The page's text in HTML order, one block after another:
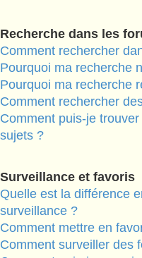
Recherche dans les
Comment rechercher
Pourquoi ma recherche
Pourquoi ma recherche
Comment rechercher
Comment puis-je
sujets ?
Surveillance et favoris
Quelle est la différence
surveillance ?
Comment mettre en
Comment surveiller des